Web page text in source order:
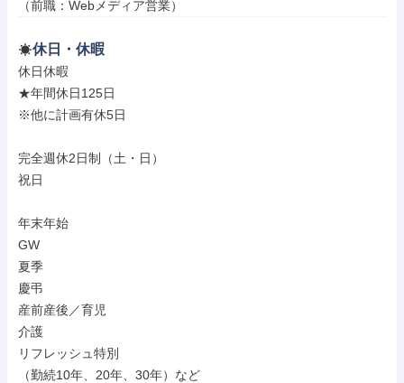
（前職：Webメディア営業）
休日・休暇
休日休暇
★年間休日125日
※他に計画有休5日
完全週休2日制（土・日）
祝日
年末年始
GW
夏季
慶弔
産前産後／育児
介護
リフレッシュ特別
（勤続10年、20年、30年）など